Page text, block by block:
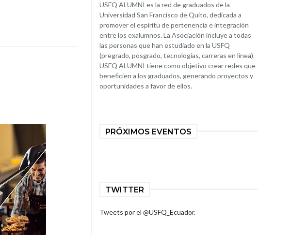
USFQ ALUMNI es la red de graduados de la
Universidad San Francisco de Quito, dedicada a
promover el espíritu de pertenencia e integración
entre los exalumnos. La Asociación incluye a todas
las personas que han estudiado en la USFQ
(pregrado, posgrado, tecnologías, carreras en línea).
USFQ ALUMNI tiene como objetivo crear redes que
beneficien a los graduados, generando proyectos y
oportunidades a favor de ellos.
PRÓXIMOS EVENTOS
TWITTER
Tweets por el @USFQ_Ecuador.